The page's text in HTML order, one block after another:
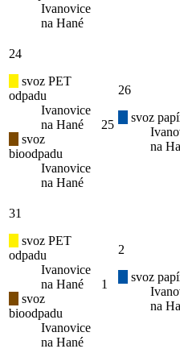
Ivanovice
na Hané
24
svoz PET
odpadu
Ivanovice
na Hané
svoz
bioodpadu
Ivanovice
na Hané
25
26
svoz
na
31
svoz PET
odpadu
Ivanovice
na Hané
svoz
bioodpadu
Ivanovice
na Hané
1
2
svoz
na